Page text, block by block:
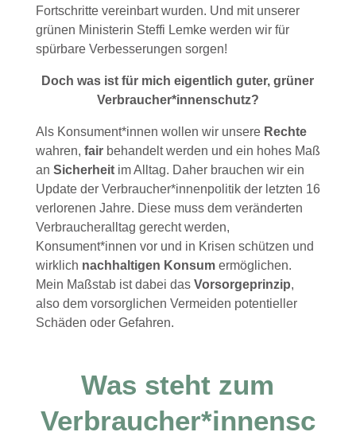
Fortschritte vereinbart wurden. Und mit unserer
grünen Ministerin Steffi Lemke werden wir für
spürbare Verbesserungen sorgen!
Doch was ist für mich eigentlich guter, grüner
Verbraucher*innenschutz?
Als Konsument*innen wollen wir unsere Rechte
wahren, fair behandelt werden und ein hohes Maß
an Sicherheit im Alltag. Daher brauchen wir ein
Update der Verbraucher*innenpolitik der letzten 16
verlorenen Jahre. Diese muss dem veränderten
Verbraucheralltag gerecht werden,
Konsument*innen vor und in Krisen schützen und
wirklich nachhaltigen Konsumermöglichen.
Mein Maßstab ist dabei das Vorsorgeprinzip,
also dem vorsorglichen Vermeiden potentieller
Schäden oder Gefahren.
Was steht zum
Verbraucher*innensc